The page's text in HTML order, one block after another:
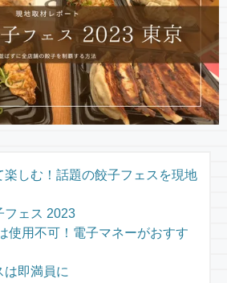
楽しむ！話題の餃子フェスを現地
フェス 2023
使用不可！電子マネーがおすす
は即満員に